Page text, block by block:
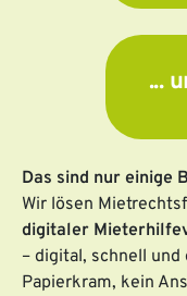
...
Das sind nur einige
Wir lösen
digitaler
– digital, schnell
Papierkram, kein